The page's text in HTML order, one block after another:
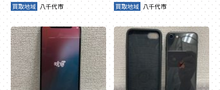
買取地域 八千代市
買取地域 八千代市